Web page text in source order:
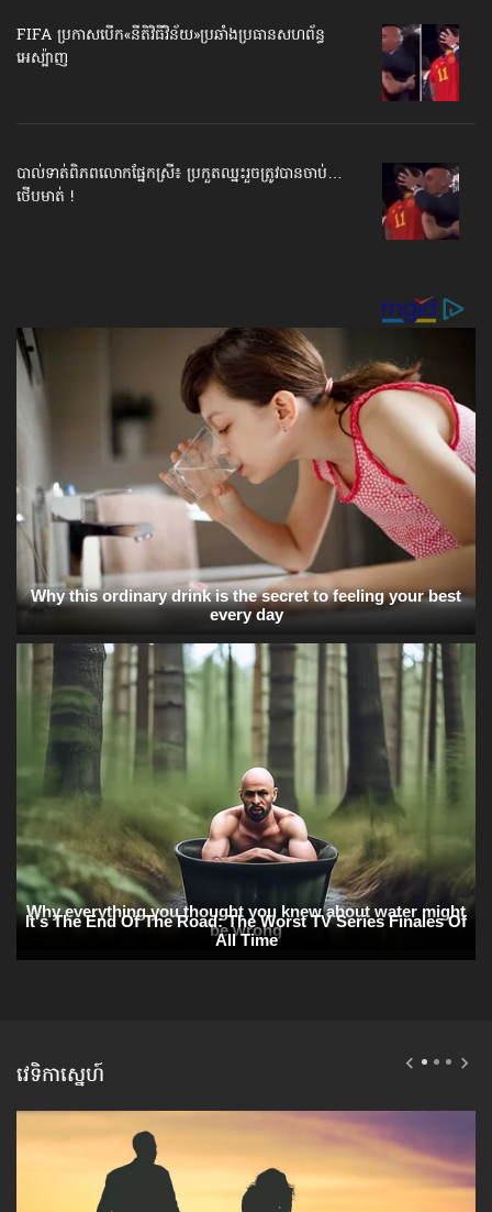
FIFA ប្រកាសបើក​«នីតិវិធីវិន័យ»​ប្រឆាំងប្រធានសហព័ន្ធ​
អេស្ប៉ាញ
បាល់ទាត់​ពិភពលោក​ផ្នែកស្រី៖ ប្រកួតឈ្នះរួច​ត្រូវបានចាប់…
ថើបមាត់ !
វេទិកាស្នេហ៍